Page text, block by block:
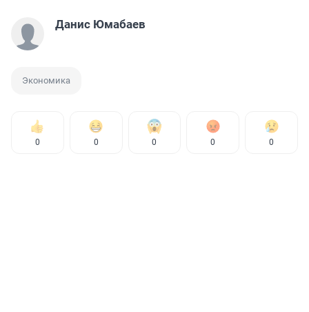
Данис Юмабаев
Экономика
0 0 0 0 0